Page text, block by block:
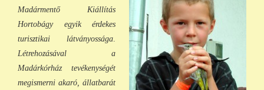
Madármentő Kiállítás
Hortobágy egyik érdekes
turisztikai látványossága.
Létrehozásával a
Madárkórház tevékenységét
megismerni akaró, állatbarát